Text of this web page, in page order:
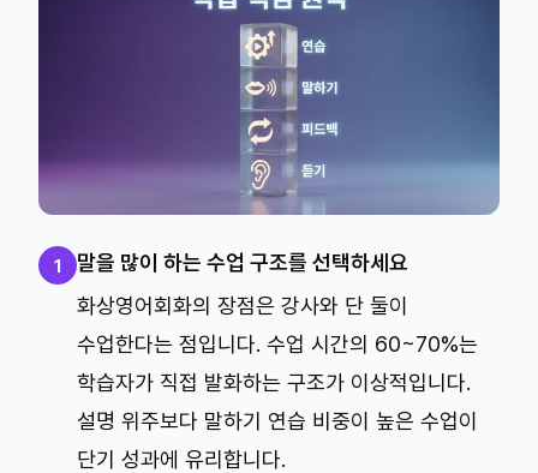
1
말을 많이 하는 수업 구조를 선택하세요
화상영어회화의 장점은 강사와 단 둘이
수업한다는 점입니다. 수업 시간의 60~70%는
학습자가 직접 발화하는 구조가 이상적입니다.
설명 위주보다 말하기 연습 비중이 높은 수업이
단기 성과에 유리합니다.